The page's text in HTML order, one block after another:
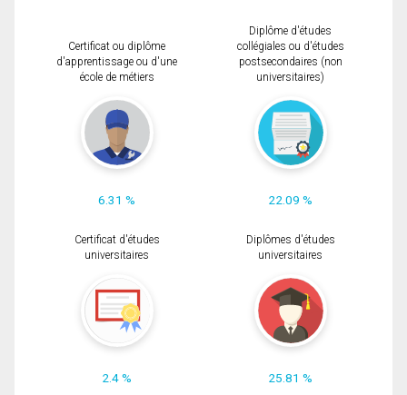
Certificat ou diplôme
d'apprentissage ou d'une
école de métiers
6.31 %
Diplôme d'études
collégiales ou d'études
postsecondaires (non
universitaires)
22.09 %
Certificat d'études
universitaires
2.4 %
Diplômes d'études
universitaires
25.81 %